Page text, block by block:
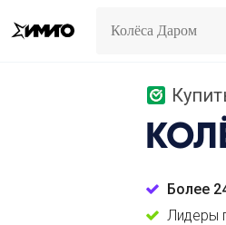
Search
Более
Лидеры